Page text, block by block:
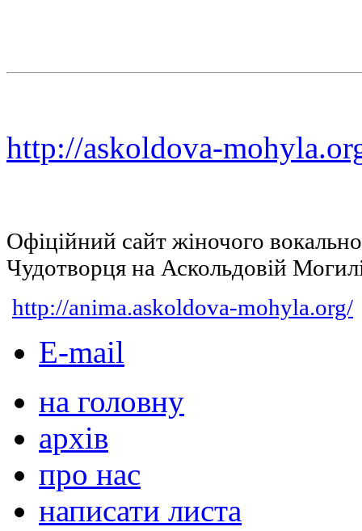
http://askoldova-
Офіційний сайт жіночого
Чудотворця на Аскольдовій
http://anima.askoldova-mohyla.org/
E-mail
на головну
архів
про нас
написати листа